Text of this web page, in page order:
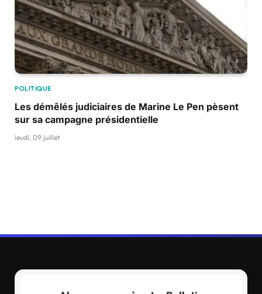
POLITIQUE
Les démêlés judiciaires de Marine Le Pen pèsent
sur sa campagne présidentielle
jeudi, 09 juillet